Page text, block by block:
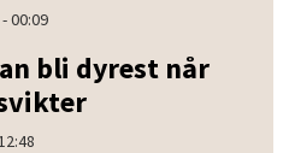
00:09
bli dyrest når